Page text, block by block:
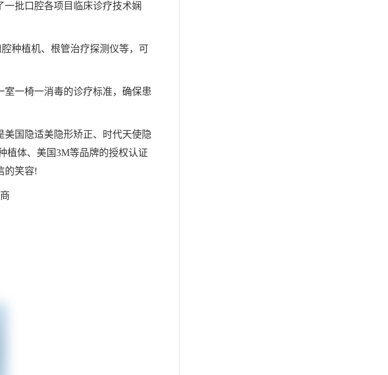
批口腔各项目临床诊疗技术娴
种植机、根管治疗探测仪等，可
一椅一消毒的诊疗标准，确保患
国隐适美隐形矫正、时代天使隐
植体、美国3M等品牌的授权认证
的笑容!